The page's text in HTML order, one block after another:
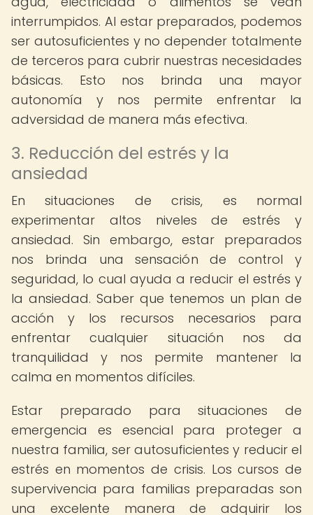
interrumpidos. Al estar preparados, podemos
ser autosuficientes y no depender totalmente
de terceros para cubrir nuestras necesidades
básicas. Esto nos brinda una mayor
autonomía y nos permite enfrentar la
adversidad de manera más efectiva.
3. Reducción del estrés y la
ansiedad
En situaciones de crisis, es normal
experimentar altos niveles de estrés y
ansiedad. Sin embargo, estar preparados
nos brinda una sensación de control y
seguridad, lo cual ayuda a reducir el estrés y
la ansiedad. Saber que tenemos un plan de
acción y los recursos necesarios para
enfrentar cualquier situación nos da
tranquilidad y nos permite mantener la
calma en momentos difíciles.
Estar preparado para situaciones de
emergencia es esencial para proteger a
nuestra familia, ser autosuficientes y reducir el
estrés en momentos de crisis. Los cursos de
supervivencia para familias preparadas son
una excelente manera de adquirir los